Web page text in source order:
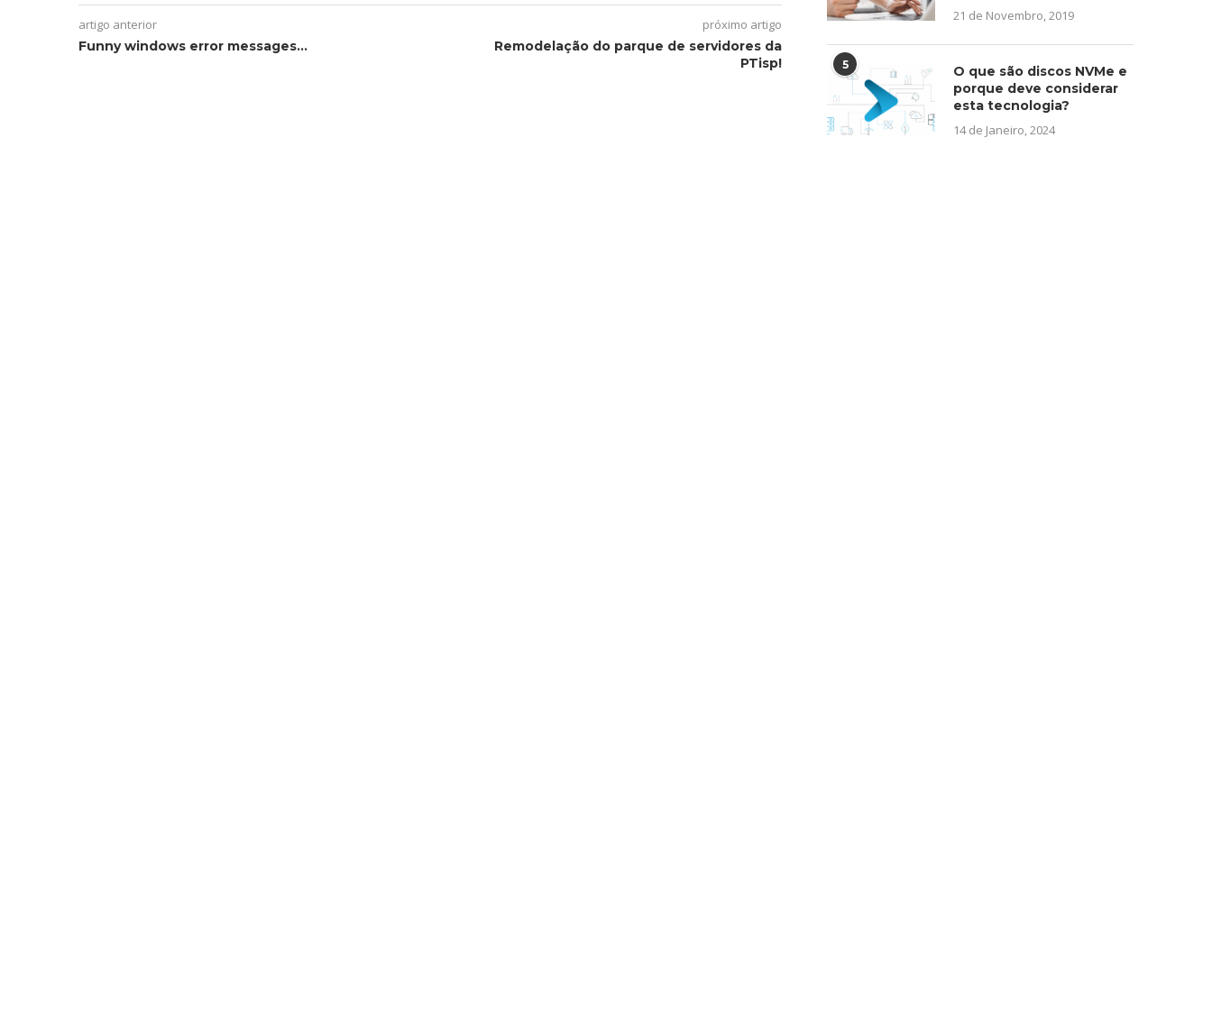
artigo anterior
Funny windows error messages…
próximo artigo
Remodelação do parque de servidores da
PTisp!
21 de Novembro, 2019
5
O que são discos NVMe e
porque deve considerar
esta tecnologia?
14 de Janeiro, 2024